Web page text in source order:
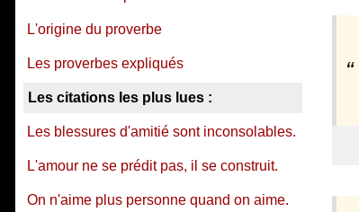
L'origine du proverbe
Les proverbes expliqués
Les citations les plus lues :
Les blessures d'amitié sont inconsolables.
L'amour ne se prédit pas, il se construit.
On n'aime plus personne quand on aime.